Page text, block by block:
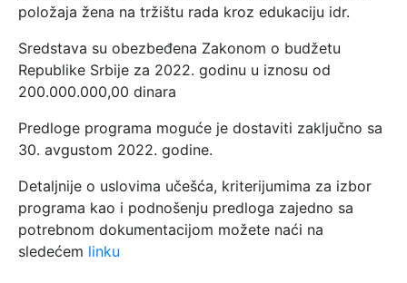
položaja žena na tržištu rada kroz edukaciju idr.
Sredstava su obezbeđena Zakonom o budžetu
Republike Srbije za 2022. godinu u iznosu od
200.000.000,00 dinara
Predloge programa moguće je dostaviti zaključno sa
30. avgustom 2022. godine.
Detaljnije o uslovima učešća, kriterijumima za izbor
programa kao i podnošenju predloga zajedno sa
potrebnom dokumentacijom možete naći na
sledećem linku